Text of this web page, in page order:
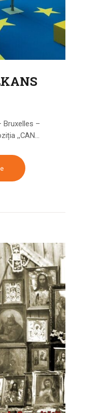
Bruxelles –
,,CAN…